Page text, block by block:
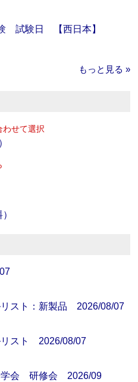
試験日 【西日本】
もっと見る »
わせて選択
スト：新製品 2026/08/07
リスト 2026/08/07
学会 研修会 2026/09